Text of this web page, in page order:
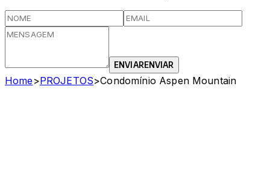
ENVIARENVIAR
Home>PROJETOS>Condomínio Aspen Mountain